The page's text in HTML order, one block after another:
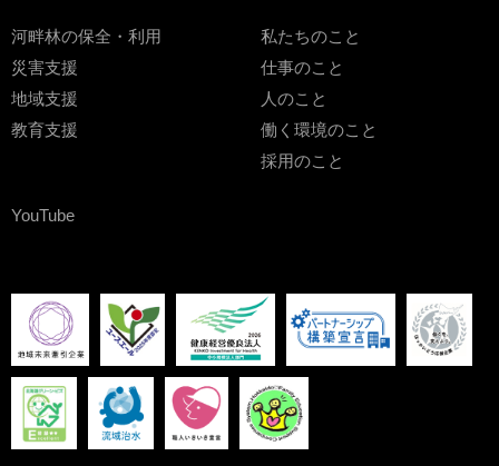
河畔林の保全・利用
災害支援
地域支援
教育支援
私たちのこと
仕事のこと
人のこと
働く環境のこと
採用のこと
YouTube